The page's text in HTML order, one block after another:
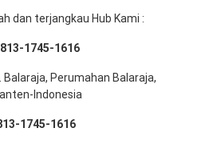
dan terjangkau Hub Kami :
1745-1616
Perumahan Balaraja,
Indonesia
1745-1616